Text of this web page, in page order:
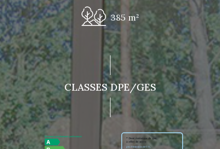
385 m²
CLASSES DPE/GES